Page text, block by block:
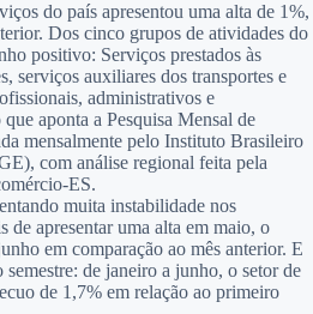
do país apresentou uma alta de 1%,
Dos cinco grupos de atividades do
positivo: Serviços prestados às
serviços auxiliares dos transportes e
administrativos e
aponta a Pesquisa Mensal de
mensalmente pelo Instituto Brasileiro
com análise regional feita pela
ES.
muita instabilidade nos
de apresentar uma alta em maio, o
em comparação ao mês anterior. E
de janeiro a junho, o setor de
de 1,7% em relação ao primeiro